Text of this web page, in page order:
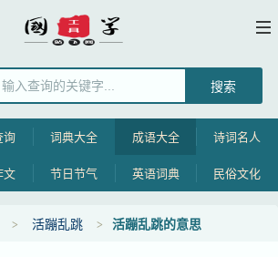
询 词典大全 成语大全 诗词名人
文 节日节气 英语词典 民俗文化
活蹦乱跳 活蹦乱跳的意思